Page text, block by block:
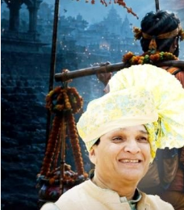
तक शासन की सेवा करने के बाद भी
महाविद्यालय रतलाम से
सचिव मंत्रालय द्वारा प्रदेश के 500
उच्च शिक्षा विभाग को एक
किया हैं इससे प्रदेश के पांच सौ
का करोडो रुपये का भुगतान अटका
है। कोई सुनने को तैयार नहीं है। डेढ़
भेदभाव –